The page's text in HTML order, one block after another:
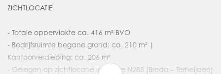
ZICHTLOCATIE
- Totale oppervlakte ca. 416 m² BVO
- Bedrijfsruimte begane grond: ca. 210 m² |
Kantoorverdieping: ca. 206 m²
- Gelegen op zichtlocatie langs de N285 (Breda – Terheijden)